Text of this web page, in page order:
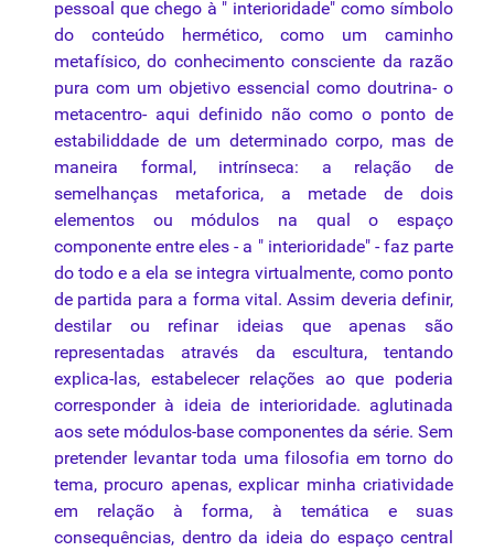
pessoal que chego à " interioridade" como símbolo
do conteúdo hermético, como um caminho
metafísico, do conhecimento consciente da razão
pura com um objetivo essencial como doutrina- o
metacentro- aqui definido não como o ponto de
estabiliddade de um determinado corpo, mas de
maneira formal, intrínseca: a relação de
semelhanças metaforica, a metade de dois
elementos ou módulos na qual o espaço
componente entre eles - a " interioridade" - faz parte
do todo e a ela se integra virtualmente, como ponto
de partida para a forma vital. Assim deveria definir,
destilar ou refinar ideias que apenas são
representadas através da escultura, tentando
explica-las, estabelecer relações ao que poderia
corresponder à ideia de interioridade. aglutinada
aos sete módulos-base componentes da série. Sem
pretender levantar toda uma filosofia em torno do
tema, procuro apenas, explicar minha criatividade
em relação à forma, à temática e suas
consequências, dentro da ideia do espaço central